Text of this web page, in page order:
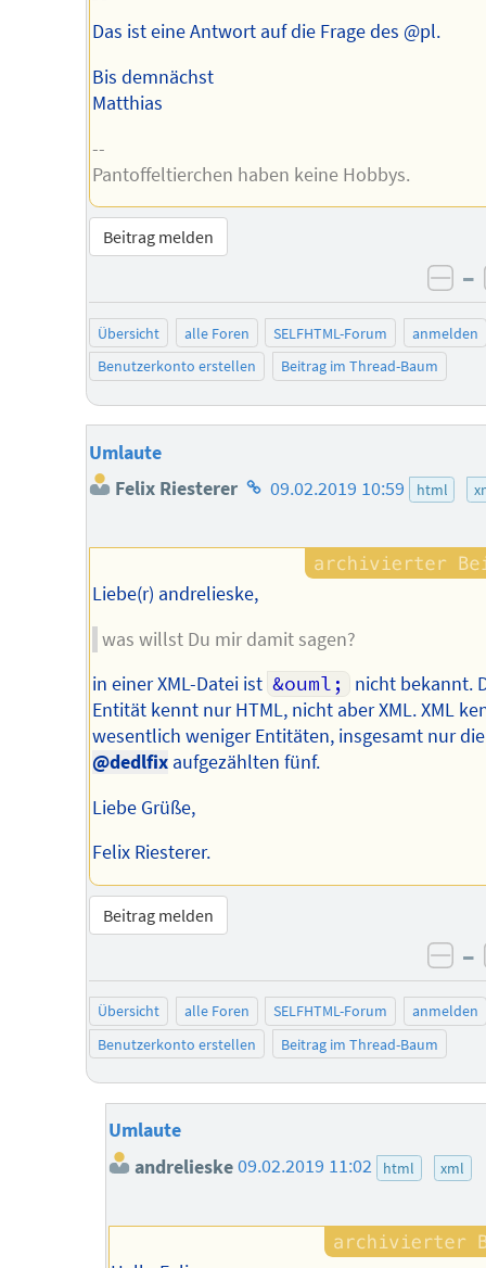
Das ist eine Antwort auf die Frage des @pl.
Bis demnächst
Matthias
--
Pantoffeltierchen haben keine Hobbys.
Beitrag melden
–
Übersicht alle Foren SELFHTML-Forum
anmelden
Benutzerkonto erstellen
Beitrag im Thread-Baum
Umlaute
Felix Riesterer Homepage
Autors
09.02.2019 10:59 html
Liebe(r) andrelieske,
was willst Du mir damit sagen?
in einer XML-Datei ist &ouml;
nicht bekannt.
Entität kennt nur HTML, nicht aber XML. XML
wesentlich weniger Entitäten, insgesamt nur
@dedlfixaufgezählten fünf.
Liebe Grüße,
Felix Riesterer.
Beitrag melden
–
Übersicht alle Foren SELFHTML-Forum
anmelden
Benutzerkonto erstellen
Beitrag im Thread-Baum
Umlaute
andrelieske 09.02.2019 11:02 html xml